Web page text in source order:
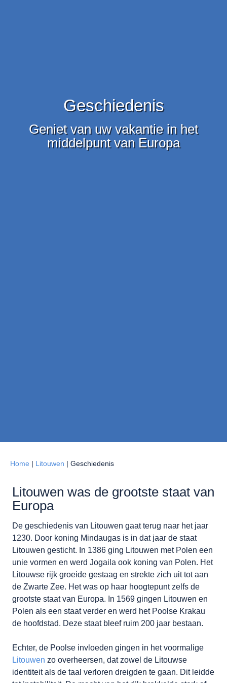
Geschiedenis
Geniet van uw vakantie in het
middelpunt van Europa
Home | Litouwen | Geschiedenis
Litouwen was de grootste staat van
Europa
De geschiedenis van Litouwen gaat terug naar het jaar
1230. Door koning Mindaugas is in dat jaar de staat
Litouwen gesticht. In 1386 ging Litouwen met Polen een
unie vormen en werd Jogaila ook koning van Polen. Het
Litouwse rijk groeide gestaag en strekte zich uit tot aan
de Zwarte Zee. Het was op haar hoogtepunt zelfs de
grootste staat van Europa. In 1569 gingen Litouwen en
Polen als een staat verder en werd het Poolse Krakau
de hoofdstad. Deze staat bleef ruim 200 jaar bestaan.
Echter, de Poolse invloeden gingen in het voormalige
Litouwen zo overheersen, dat zowel de Litouwse
identiteit als de taal verloren dreigden te gaan. Dit leidde